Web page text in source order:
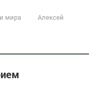
мира
Алексей